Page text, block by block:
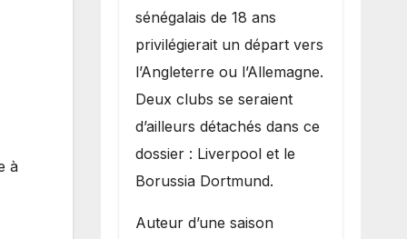
à
sénégalais de 18 ans
privilégierait un départ vers
l’Angleterre ou l’Allemagne.
Deux clubs se seraient
d’ailleurs détachés dans ce
dossier : Liverpool et le
Borussia Dortmund.
Auteur d’une saison